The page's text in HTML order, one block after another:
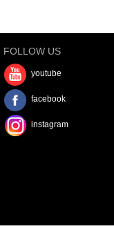
FOLLOW US
youtube
facebook
instagram